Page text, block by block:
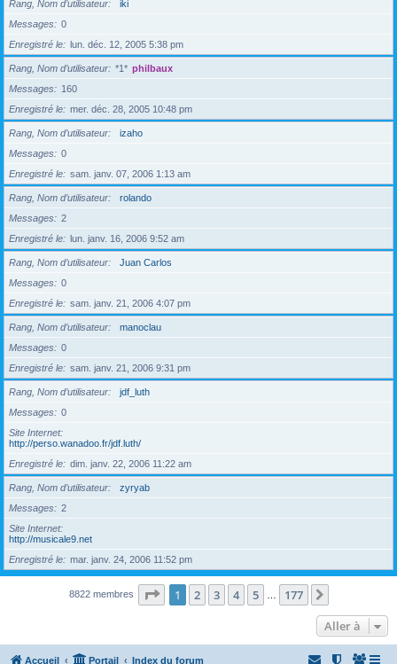
Rang, Nom d’utilisateur
iki
Messages
0
Enregistré le
lun. déc. 12, 2005 5:38 pm
Rang, Nom d’utilisateur *1* philbaux
Messages
160
Enregistré le
mer. déc. 28, 2005 10:48 pm
Rang, Nom d’utilisateur
izaho
Messages
0
Enregistré le
sam. janv. 07, 2006 1:13 am
Rang, Nom d’utilisateur
rolando
Messages
2
Enregistré le
lun. janv. 16, 2006 9:52 am
Rang, Nom d’utilisateur
Juan Carlos
Messages
0
Enregistré le
sam. janv. 21, 2006 4:07 pm
Rang, Nom d’utilisateur
manoclau
Messages
0
Enregistré le
sam. janv. 21, 2006 9:31 pm
Rang, Nom d’utilisateur
jdf_luth
Messages
0
Site Internet
http://perso.wanadoo.fr/jdf.luth/
Enregistré le
dim. janv. 22, 2006 11:22 am
Rang, Nom d’utilisateur
zyryab
Messages
2
Site Internet
http://musicale9.net
Enregistré le
mar. janv. 24, 2006 11:52 pm
8822 membres Page 1sur177
1 2 3 4 5 177
Aller à
Accueil Portail Index du forum